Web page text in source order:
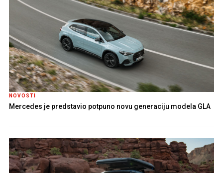
NOVOSTI
Mercedes je predstavio potpuno novu generaciju modela GLA